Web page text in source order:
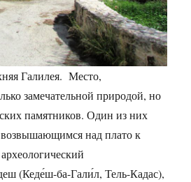
Галилея. Место,
замечательной природой, но
памятников. Один из них
возвышающимся над плато к
(Кеде́ш-ба-Гали́л, Тель-Кадас),